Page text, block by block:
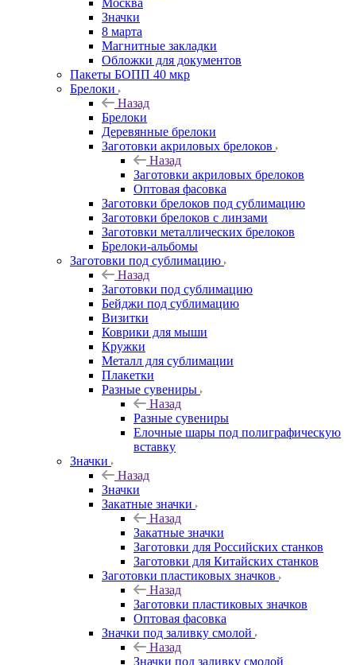
Москва
Значки
8 марта
Магнитные закладки
Обложки для документов
Пакеты БОПП 40 мкр
Брелоки
Назад
Брелоки
Деревянные брелоки
Заготовки акриловых брелоков
Назад
Заготовки акриловых брелоков
Оптовая фасовка
Заготовки брелоков под сублимацию
Заготовки брелоков с линзами
Заготовки металлических брелоков
Брелоки-альбомы
Заготовки под сублимацию
Назад
Заготовки под сублимацию
Бейджи под сублимацию
Визитки
Коврики для мыши
Кружки
Металл для сублимации
Плакетки
Разные сувениры
Назад
Разные сувениры
Елочные шары под полиграфическую
вставку
Значки
Назад
Значки
Закатные значки
Назад
Закатные значки
Заготовки для Российских станков
Заготовки для Китайских станков
Заготовки пластиковых значков
Назад
Заготовки пластиковых значков
Оптовая фасовка
Значки под заливку смолой
Назад
Значки под заливку смолой